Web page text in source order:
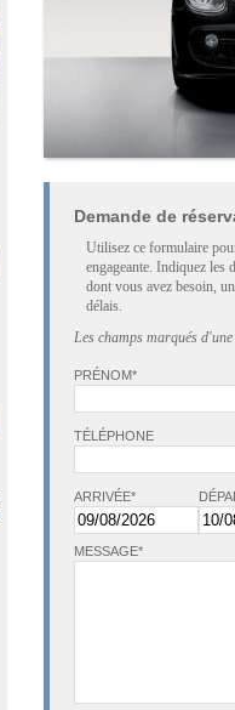
Demande de
Utilisez ce formulaire
engageante. Indiquez les
dont vous avez besoin,
délais.
Les champs marqués
PRÉNOM*
TÉLÉPHONE
ARRIVÉE*
MESSAGE*